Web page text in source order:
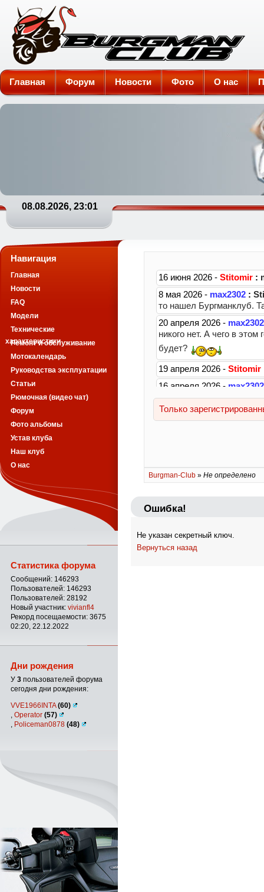
Burgman-Club
Главная Форум Новости Фото О нас
08.08.2026, 23:01
Burgman-Club » Не определено
Ошибка!
Не указан секретный ключ.
Вернуться назад
Навигация
Главная
Новости
FAQ
Модели
Технические
характеристики
Ремонт и обслуживание
Мотокалендарь
Руководства эксплуатации
Статьи
Рюмочная (видео чат)
Форум
Фото альбомы
Устав клуба
Наш клуб
О нас
Статистика форума
Сообщений: 146293
Пользователей: 146293
Пользователей: 28192
Новый участник: vivianfl4
Рекорд посещаемости: 3675
02:20, 22.12.2022
Дни рождения
У 3 пользователей форума
сегодня дни рождения:
VVE1966INTA(60)
Operator (57)
Policeman0878 (48)